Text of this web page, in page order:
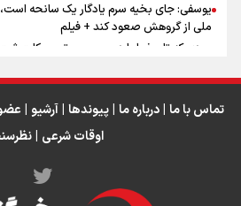
اینفو برنا / توصیه‌هایی طلایی برای
یوسفی: جای بخیه سرم یادگار یک سانحه است،
ملی از گروهش صعود کند + فیلم
مردی که تاریخ را با دوربین و موتورسیکلت
انتظار حضور تیم‌های بزرگ مثل استقلال در
تماس با ما | درباره ما | پیوندها | آرشیو |
اوقات شرعی |